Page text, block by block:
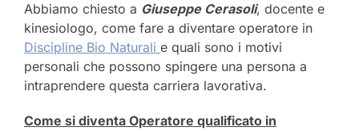
Abbiamo chiesto a Giuseppe Cerasoli, docente e
kinesiologo, come fare a diventare operatore in
Discipline Bio Naturali e quali sono i motivi
personali che possono spingere una persona a
intraprendere questa carriera lavorativa.
Come si diventa Operatore qualificato in